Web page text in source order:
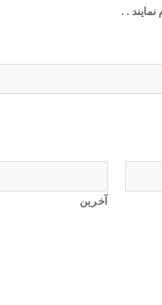
. .
آخرین